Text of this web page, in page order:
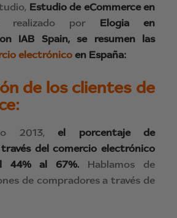
Estudio de eCommerce en
realizado por Elogia en
IAB Spain, se resumen las
electrónicoen España:
de los clientes de
2013, el porcentaje de
del comercio electrónico
44% al 67%. Hablamos de
de compradores a través de